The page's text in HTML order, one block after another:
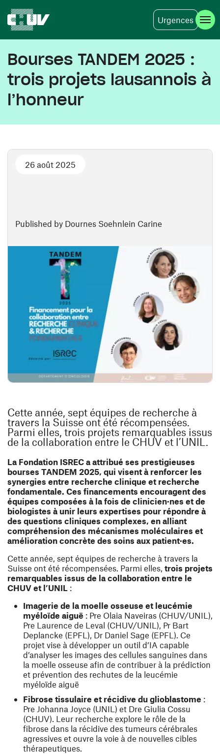
Urgences
Bourses TANDEM 2025 :
trois projets lausannois à
l’honneur
Published by Dournes Soehnlein Carine
26 août 2025
Cette année, sept équipes de recherche à
travers la Suisse ont été récompensées.
Parmi elles, trois projets remarquables issus
de la collaboration entre le CHUV et l’UNIL.
La Fondation ISREC a attribué ses prestigieuses
bourses TANDEM 2025, qui visent à renforcer les
synergies entre recherche clinique et recherche
fondamentale. Ces financements encouragent des
équipes composées à la fois de clinicien·nes et de
biologistes à unir leurs expertises pour répondre à
des questions cliniques complexes, en alliant
compréhension des mécanismes moléculaires et
amélioration concrète des soins aux patient·es.
Cette année, sept équipes de recherche à travers la
Suisse ont été récompensées. Parmi elles, trois projets
remarquables issus de la collaboration entre le
CHUV et l’UNIL :
Imagerie de la moelle osseuse et leucémie
myéloïde aiguë : Pre Olaia Naveiras (CHUV/UNIL),
Pre Laurence de Leval (CHUV/UNIL), Pr Bart
Deplancke (EPFL), Dr Daniel Sage (EPFL). Ce
projet vise à développer un outil d’IA capable
d’analyser les images des cellules sanguines dans
la moelle osseuse afin de contribuer à la prédiction
et prévention des rechutes de la leucémie
myéloïde aiguë
Fibrose tissulaire et récidive du glioblastome :
Pre Johanna Joyce (UNIL) et Dre Giulia Cossu
(CHUV). Leur recherche explore le rôle de la
fibrose dans la récidive des tumeurs cérébrales
agressives et ouvre la voie à de nouvelles cibles
thérapeutiques.